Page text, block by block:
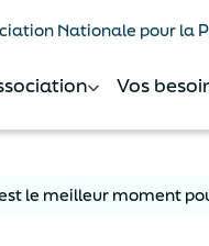
Nationale pour
Vos
le meilleur moment